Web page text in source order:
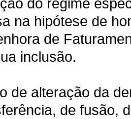
na hipótese de
de
inclusão.
de alteração da
de fusão,